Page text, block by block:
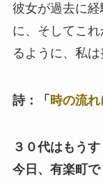
彼女が過去に
に、そしてこ
るように、私は
詩：「 時の流
３０代はもう
今日、有楽町